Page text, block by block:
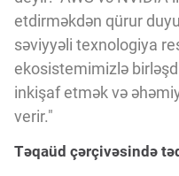
etdirməkdən qürur
səviyyəli texnologiya
ekosistemimizlə
inkişaf etmək və
verir."
Təqaüd çərçivəsində